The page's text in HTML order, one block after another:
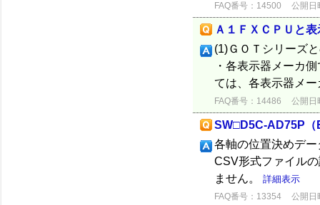
FAQ番号：14500 公開日
Ａ１ＦＸＣＰＵと
(1)ＧＯＴシリーズ
・各表示器メーカ
ては、各表示器メ
FAQ番号：14486 公開日
SW□D5C-AD75P（
各軸の位置決めデ
CSV形式ファイル
ません。 詳細表示
FAQ番号：13354 公開日